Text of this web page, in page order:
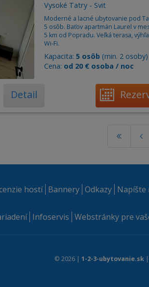
Vysoké Tatry - Svit
Moderné a lacné ubytovanie pod
5 osôb. Baťov apartmán Laurel v
5 km od Popradu. Veľká terasa,
Wi-Fi.
Kapacita: 5 osôb (min. 2 osoby)
Cena: od 20 € osoba / noc
Detail
hostí Bannery Odkazy Napíšte
Infoservis Webstránky pre
© 2026 | 1-2-3-ubytovanie.sk|